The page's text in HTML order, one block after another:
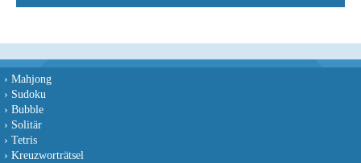
› Mahjong
› Sudoku
› Bubble
› Solitär
› Tetris
› Kreuzworträtsel